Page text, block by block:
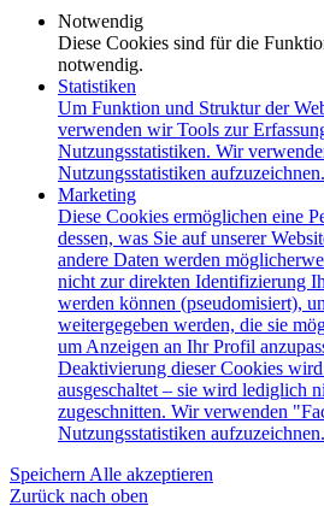
Notwendig
Diese Cookies sind für die
notwendig.
Statistiken
Um Funktion und Struktur der
verwenden wir Tools zur
Nutzungsstatistiken. Wir
Nutzungsstatistiken aufzuzeichnen.
Marketing
Diese Cookies ermöglichen eine
dessen, was Sie auf unserer
andere Daten werden
nicht zur direkten Identifizierung
werden können (pseudomisiert),
weitergegeben werden, die sie
um Anzeigen an Ihr Profil
Deaktivierung dieser Cookies
ausgeschaltet – sie wird lediglich
zugeschnitten. Wir verwenden
Nutzungsstatistiken aufzuzeichnen.
Speichern Alle akzeptieren
Zurück nach oben